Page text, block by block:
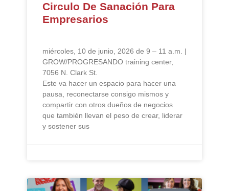
Circulo De Sanación Para
Empresarios
miércoles, 10 de junio, 2026 de 9 – 11 a.m. |
GROW/PROGRESANDO training center,
7056 N. Clark St.
Este va hacer un espacio para hacer una
pausa, reconectarse consigo mismos y
compartir con otros dueños de negocios
que también llevan el peso de crear, liderar
y sostener sus